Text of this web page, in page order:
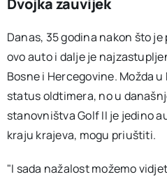
Danas, 35 godina nakon što
ovo auto i dalje je
Bosne i Hercegovine. Možda
status oldtimera, no u
stanovništva Golf II je jedino
kraju krajeva, mogu priuštiti.
"I sada nažalost možemo